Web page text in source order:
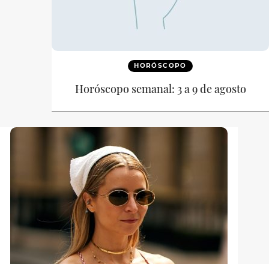
HORÓSCOPO
Horóscopo semanal: 3 a 9 de agosto